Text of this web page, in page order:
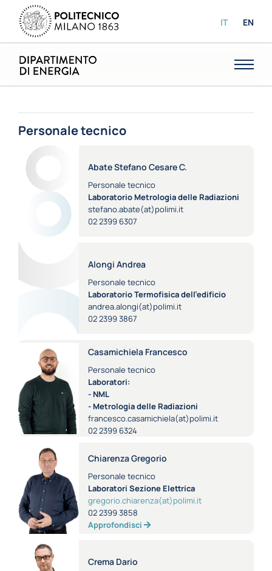
IT EN
Personale tecnico
Abate Stefano Cesare C.
Personale tecnico
Laboratorio Metrologia delle Radiazioni
stefano.abate(at)polimi.it
02 2399 6307
Alongi Andrea
Personale tecnico
Laboratorio Termofisica dell'edificio
andrea.alongi(at)polimi.it
02 2399 3867
Casamichiela Francesco
Personale tecnico
Laboratori:
- NML
- Metrologia delle Radiazioni
francesco.casamichiela(at)polimi.it
02 2399 6324
Chiarenza Gregorio
Personale tecnico
Laboratori Sezione Elettrica
gregorio.chiarenza(at)polimi.it
02 2399 3858
Approfondisci
Crema Dario